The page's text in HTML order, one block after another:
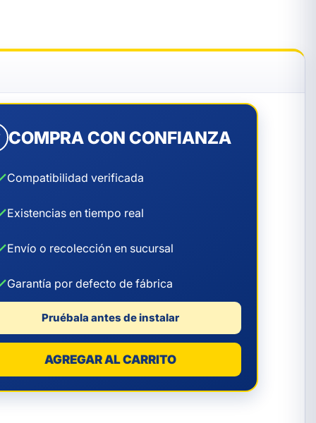
COMPRA CON CONFIANZA
Compatibilidad verificada
Existencias en tiempo real
Envío o recolección en sucursal
Garantía por defecto de fábrica
Pruébala antes de instalar
AGREGAR AL CARRITO